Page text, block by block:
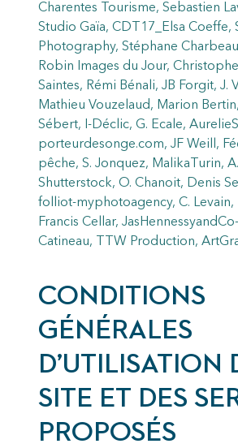
Charentes Tourisme, Sebastien
Studio Gaïa, CDT17_Elsa Coeffe,
Photography, Stéphane
Robin Images du Jour,
Saintes, Rémi Bénali, JB Forgit, J.
Mathieu Vouzelaud, Marion Bertin,
Sébert, I-Déclic, G. Ecale,
porteurdesonge.com, JF Weill,
pêche, S. Jonquez, MalikaTurin,
Shutterstock, O. Chanoit, Denis
folliot-myphotoagency, C. Levain,
Francis Cellar,
Catineau, TTW Production,
CONDITIONS
GÉNÉRALES
D’UTILISATION
SITE ET DES
PROPOSÉS